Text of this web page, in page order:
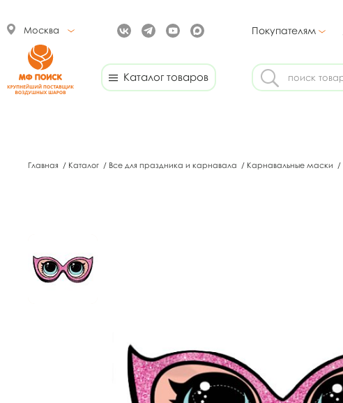
Москва Покупателям
Каталог товаров
Главная / Каталог / Все для праздника и карнавала / Карнавальные маски /